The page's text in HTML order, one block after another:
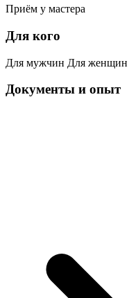
Приём у мастера
Для кого
Для мужчин Для женщин
Документы и опыт